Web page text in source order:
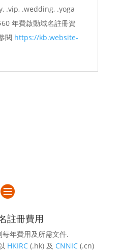
.vip, .wedding, .yoga
年費啟動域名註冊資
閱 https://kb.website-

註冊費用
年費用及所需文件.
HKIRC (.hk) 及 CNNIC (.cn)